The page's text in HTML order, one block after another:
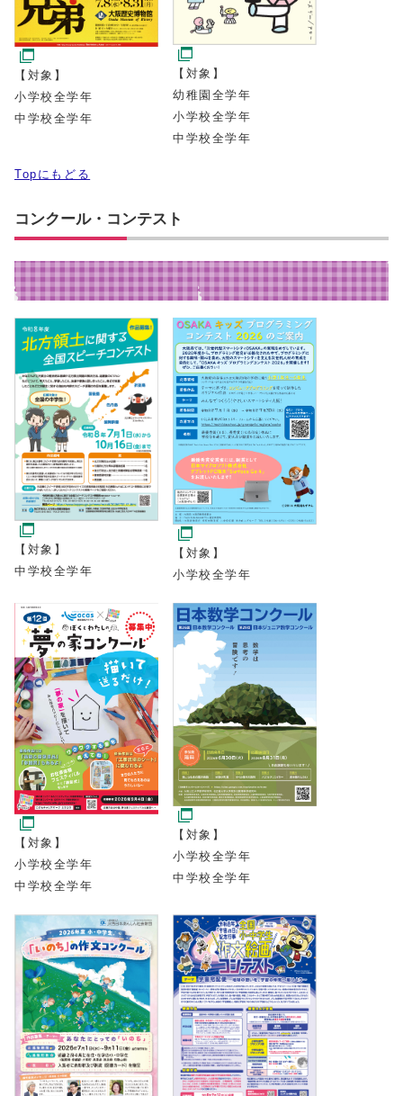
【対象】
小学校全学年
中学校全学年
【対象】
幼稚園全学年
小学校全学年
中学校全学年
Topにもどる
コンクール・コンテスト
【対象】
中学校全学年
【対象】
小学校全学年
【対象】
小学校全学年
中学校全学年
【対象】
小学校全学年
中学校全学年